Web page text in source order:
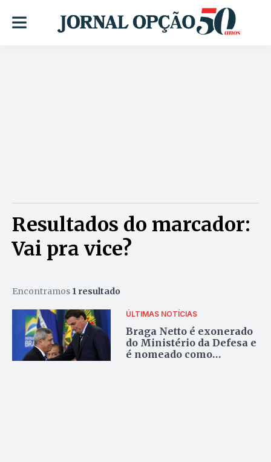
Resultados do marcador:
Vai pra vice?
Encontramos 1 resultado
ÚLTIMAS NOTÍCIAS
Braga Netto é exonerado
do Ministério da Defesa e
é nomeado como